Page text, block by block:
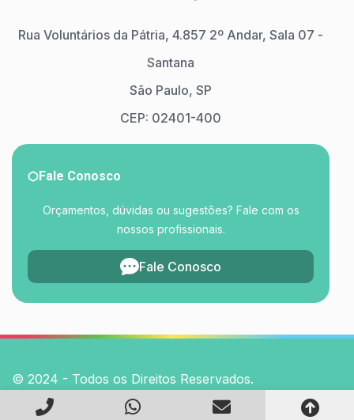
Rua Voluntários da Pátria, 4.857 2º Andar, Sala 07 -
Santana
São Paulo, SP
CEP: 02401-400
Fale Conosco
Orçamentos, dúvidas ou sugestões? Fale com os
nossos profissionais.
Fale Conosco
© 2024 - Todos os Direitos Reservados.